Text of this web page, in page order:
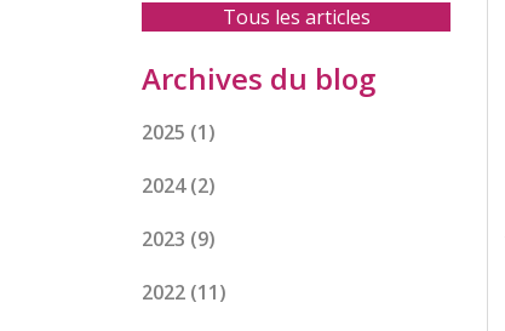
Tous les articles
Archives du blog
2025 (1)
2024(2)
2023 (9)
2022 (11)